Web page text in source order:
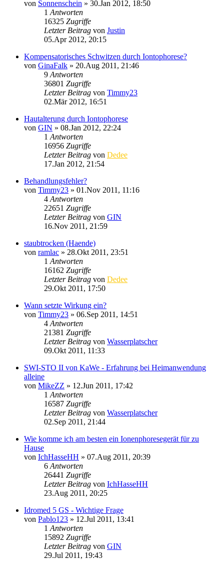
von Sonnenschein » 30.Jan 2012, 18:50
1 Antworten
16325 Zugriffe
Letzter Beitrag von Justin
05.Apr 2012, 20:15
Kompensatorisches Schwitzen durch Iontophorese?
von GinaFalk » 20.Aug 2011, 21:46
9 Antworten
36801 Zugriffe
Letzter Beitrag von Timmy23
02.Mär 2012, 16:51
Hautalterung durch Iontophorese
von GIN » 08.Jan 2012, 22:24
1 Antworten
16956 Zugriffe
Letzter Beitrag von Dedee
17.Jan 2012, 21:54
Behandlungsfehler?
von Timmy23 » 01.Nov 2011, 11:16
4 Antworten
22651 Zugriffe
Letzter Beitrag von GIN
16.Nov 2011, 21:59
staubtrocken (Haende)
von ramlac » 28.Okt 2011, 23:51
1 Antworten
16162 Zugriffe
Letzter Beitrag von Dedee
29.Okt 2011, 17:50
Wann setzte Wirkung ein?
von Timmy23 » 06.Sep 2011, 14:51
4 Antworten
21381 Zugriffe
Letzter Beitrag von Wasserplatscher
09.Okt 2011, 11:33
SWI-STO II von KaWe - Erfahrung bei Heimanwendung
alleine
von MikeZZ » 12.Jun 2011, 17:42
1 Antworten
16587 Zugriffe
Letzter Beitrag von Wasserplatscher
02.Sep 2011, 21:44
Wie komme ich am besten ein Ionenphoresegerät für zu
Hause
von IchHasseHH » 07.Aug 2011, 20:39
6 Antworten
26441 Zugriffe
Letzter Beitrag von IchHasseHH
23.Aug 2011, 20:25
Idromed 5 GS - Wichtige Frage
von Pablo123 » 12.Jul 2011, 13:41
1 Antworten
15892 Zugriffe
Letzter Beitrag von GIN
29.Jul 2011, 19:43